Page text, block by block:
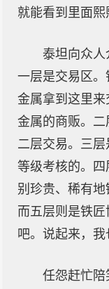
就能看到里面熙
泰坦向众
一层是交易区
金属拿到这里
金属的商贩。
二层交易。三
等级考核的。
别珍贵、稀有地
而五层则是铁
吧。说起来，
任怨赶忙陪